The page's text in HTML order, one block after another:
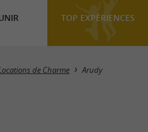
TOP EXPÉRIENCES
Masquer la carte
de Charme Arudy